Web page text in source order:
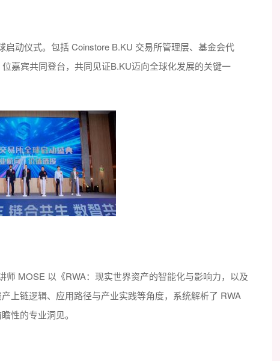
动仪式。包括 Coinstore B.KU 交易所管理层、基金会代
嘉宾共同登台，共同见证B.KU迈向全球化发展的关键一
MOSE 以《RWA：现实世界资产的智能化与影响力，以及
上链逻辑、应用路径与产业实践等角度，系统解析了 RWA
性的专业洞见。